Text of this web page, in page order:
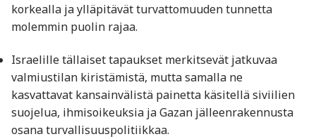
korkealla ja ylläpitävät turvattomuuden tunnetta
molemmin puolin rajaa.
Israelille tällaiset tapaukset merkitsevät jatkuvaa
valmiustilan kiristämistä, mutta samalla ne
kasvattavat kansainvälistä painetta käsitellä siviilien
suojelua, ihmisoikeuksia ja Gazan jälleenrakennusta
osana turvallisuuspolitiikkaa.